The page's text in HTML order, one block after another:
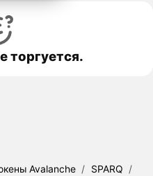
торгуется.
Avalanche / SPARQ /